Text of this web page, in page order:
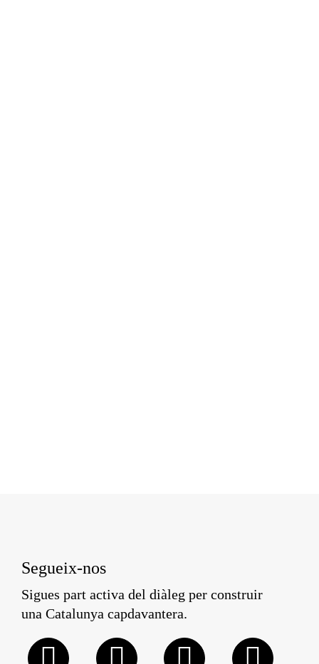
Segueix-nos
Sigues part activa del diàleg per construir
una Catalunya capdavantera.